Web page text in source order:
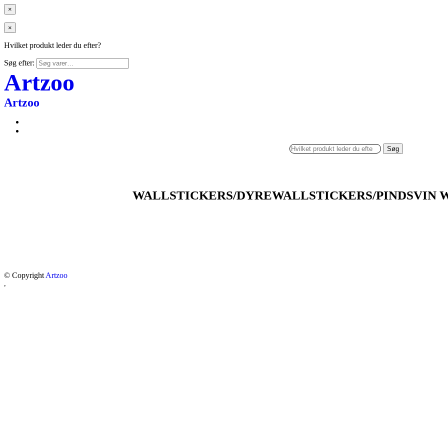
×
×
Hvilket produkt leder du efter?
Søg efter:
Artzoo
Artzoo
Søg
WALLSTICKERS/DYREWALLSTICKERS/PINDSVIN
© Copyright Artzoo